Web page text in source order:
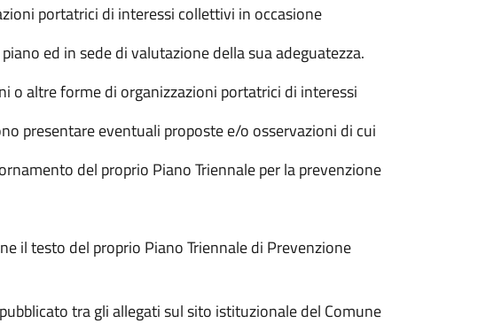
portatrici di interessi collettivi in occasione
ed in sede di valutazione della sua adeguatezza.
o altre forme di organizzazioni portatrici di interessi
presentare eventuali proposte e/o osservazioni di cui
del proprio Piano Triennale per la prevenzione
il testo del proprio Piano Triennale di Prevenzione
tra gli allegati sul sito istituzionale del Comune